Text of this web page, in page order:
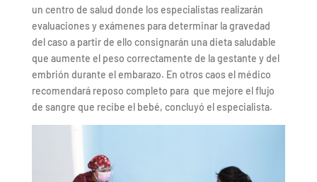
un centro de salud donde los especialistas realizarán
evaluaciones y exámenes para determinar la gravedad
del caso a partir de ello consignarán una dieta saludable
que aumente el peso correctamente de la gestante y del
embrión durante el embarazo. En otros caos el médico
recomendará reposo completo para que mejore el flujo
de sangre que recibe el bebé, concluyó el especialista.